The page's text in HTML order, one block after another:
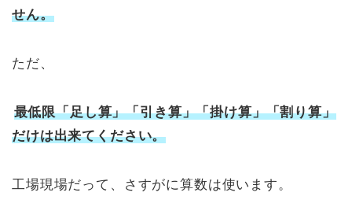
せん。
ただ、
最低限「足し算」「引き算」「掛け算」「割り算」
だけは出来てください。
工場現場だって、さすがに算数は使います。